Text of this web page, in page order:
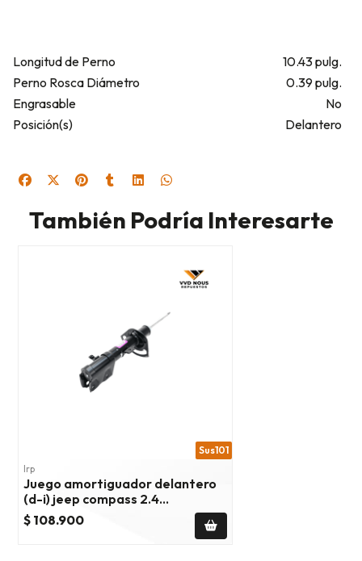
Longitud de Perno
10.43 pulg.
Perno Rosca Diámetro
0.39 pulg.
Engrasable
No
Posición(s)
Delantero
También Podría Interesarte
Sus101
Irp
Juego amortiguador delantero
(d-i) jeep compass 2.4
2007/2016
$ 108.900